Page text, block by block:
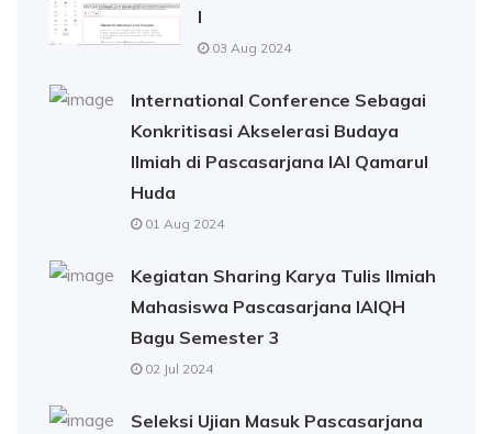
I
03 Aug 2024
International Conference Sebagai
Konkritisasi Akselerasi Budaya
Ilmiah di Pascasarjana IAI Qamarul
Huda
01 Aug 2024
Kegiatan Sharing Karya Tulis Ilmiah
Mahasiswa Pascasarjana IAIQH
Bagu Semester 3
02 Jul 2024
Seleksi Ujian Masuk Pascasarjana